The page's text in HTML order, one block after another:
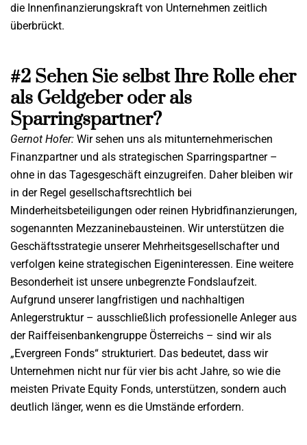
die Innenfinanzierungskraft von Unternehmen zeitlich
überbrückt.
#2 Sehen Sie selbst Ihre Rolle eher
als Geldgeber oder als
Sparringspartner?
Gernot Hofer: Wir sehen uns als mitunternehmerischen
Finanzpartner und als strategischen Sparringspartner –
ohne in das Tagesgeschäft einzugreifen. Daher bleiben wir
in der Regel gesellschaftsrechtlich bei
Minderheitsbeteiligungen oder reinen Hybridfinanzierungen,
sogenannten Mezzaninebausteinen. Wir unterstützen die
Geschäftsstrategie unserer Mehrheitsgesellschafter und
verfolgen keine strategischen Eigeninteressen. Eine weitere
Besonderheit ist unsere unbegrenzte Fondslaufzeit.
Aufgrund unserer langfristigen und nachhaltigen
Anlegerstruktur – ausschließlich professionelle Anleger aus
der Raiffeisenbankengruppe Österreichs – sind wir als
„Evergreen Fonds“ strukturiert. Das bedeutet, dass wir
Unternehmen nicht nur für vier bis acht Jahre, so wie die
meisten Private Equity Fonds, unterstützen, sondern auch
deutlich länger, wenn es die Umstände erfordern.